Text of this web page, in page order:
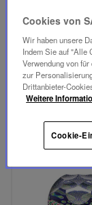
DIE RATTE
4.700,00 €
NICHT AUF
Cookies von
Wir haben unsere
Indem Sie auf "Alle
Verwendung von
zur
Drittanbieter-
Weitere
Cookie-